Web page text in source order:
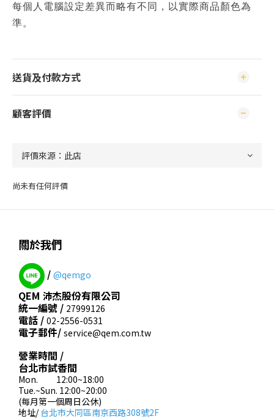
每個人電腦設定差異而略有不同，以實際商品顏色為
準。
送貨及付款方式
顧客評價
尚未有任何評價
關於我們
/ @qemgo
QEM 沛杰股份有限公司
統一編號 / 27999126
電話 / 02-2556-0531
電子郵件/ service@qem.com.tw
營業時間 /
台北市試香間
Mon. 12:00~18:00
Tue.~Sun. 12:00~20:00
(每月第一個周日公休)
地址/台北市大同區南京西路308號2F